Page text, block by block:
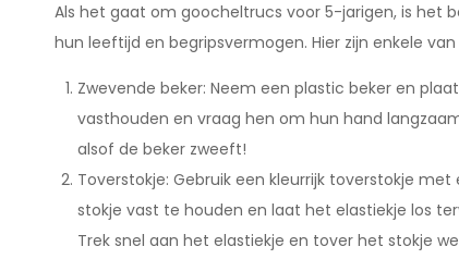
Als het gaat om goocheltrucs voor 5-jarigen, is het
hun leeftijd en begripsvermogen. Hier zijn enkele
Zwevende beker: Neem een plastic beker en
vasthouden en vraag hen om hun hand
alsof de beker zweeft!
Toverstokje: Gebruik een kleurrijk toverstokje
stokje vast te houden en laat het elastiekje los
Trek snel aan het elastiekje en tover het stokje